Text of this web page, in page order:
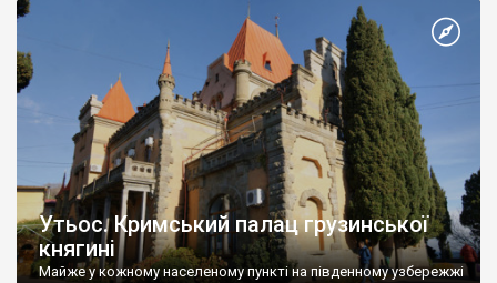
Утьос. Кримський палац грузинської
княгині
Майже у кожному населеному пункті на південному узбережжі